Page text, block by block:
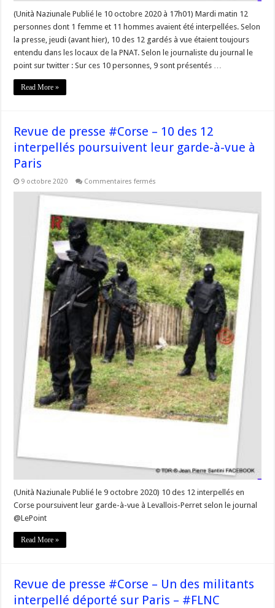
(Unità Naziunale Publié le 10 octobre 2020 à 17h01) Mardi matin 12
personnes dont 1 femme et 11 hommes avaient été interpellées. Selon
la presse, jeudi (avant hier), 10 des 12 gardés à vue étaient toujours
entendu dans les locaux de la PNAT. Selon le journaliste du journal le
point sur twitter : Sur ces 10 personnes, 9 sont présentés …
Read More »
Revue de presse #Corse – 10 des 12
interpellés poursuivent leur garde-à-vue à
Paris
9 octobre 2020 Commentaires fermés
presse
10
des
12
interpellés
poursuivent
leur
garde-
à-
vue
à
Paris
(Unità Naziunale Publié le 9 octobre 2020) 10 des 12 interpellés en
Corse poursuivent leur garde-à-vue à Levallois-Perret selon le journal
@LePoint
Read More »
Revue de presse #Corse – Un des militants
interpellé déporté sur Paris – #FLNC